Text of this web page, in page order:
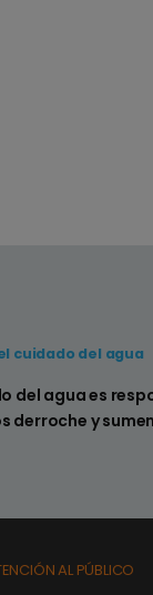
pérdidas en los
cuidado del agua
del agua es
derroche y
AL PÚBLICO